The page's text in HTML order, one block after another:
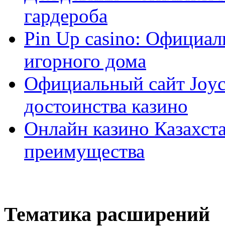
гардероба
Pin Up casino:
игорного дома
Официальный сайт
достоинства казино
Онлайн казино
преимущества
Тематика расширений